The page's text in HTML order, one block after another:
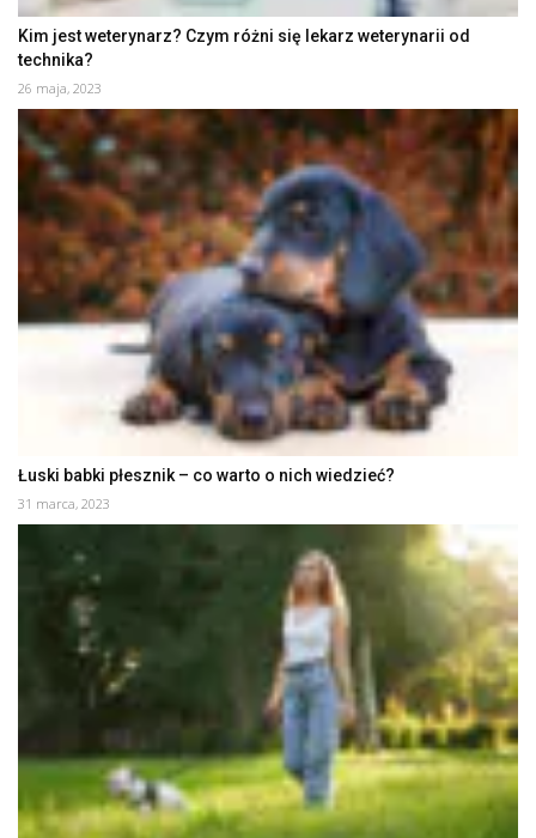
Kim jest weterynarz? Czym różni się lekarz weterynarii od
technika?
26 maja, 2023
Łuski babki płesznik – co warto o nich wiedzieć?
31 marca, 2023